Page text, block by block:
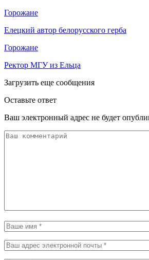
Горожане
Елецкий автор белорусского герба
Горожане
Ректор МГУ из Ельца
Загрузить еще сообщения
Оставьте ответ
Ваш электронный адрес не будет